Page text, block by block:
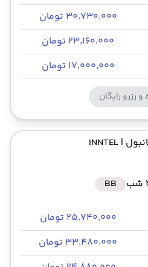
۳۰٬۷۳۰٬۰۰۰ تومان
۲۳٬۱۶۰٬۰۰۰ تومان
۱۷٬۰۰۰٬۰۰۰ تومان
رزرو رایگان
| INNTEL
BB
۲۵٬۷۴۰٬۰۰۰ تومان
۳۳٬۴۸۰٬۰۰۰ تومان